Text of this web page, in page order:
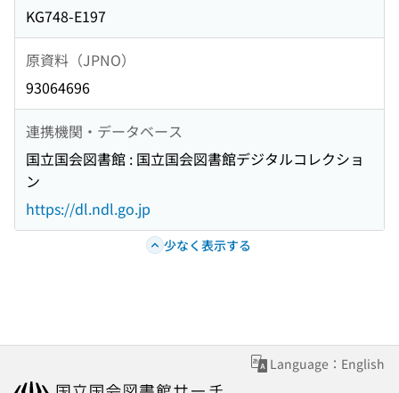
KG748-E197
原資料（JPNO）
93064696
連携機関・データベース
国立国会図書館 : 国立国会図書館デジタルコレクショ
ン
https://dl.ndl.go.jp
少なく表示する
Language：English